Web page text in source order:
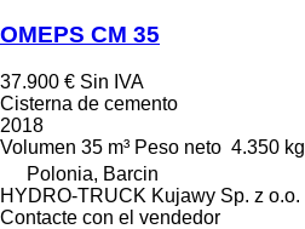
OMEPS CM 35
37.900 € Sin IVA
Cisterna de cemento
2018
Volumen 35 m³ Peso neto 4.350 kg
Polonia, Barcin
HYDRO-TRUCK Kujawy Sp. z o.o.
Contacte con el vendedor